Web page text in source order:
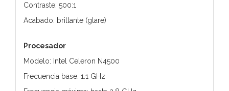
Contraste: 500:1
Acabado: brillante (glare)
Procesador
Modelo: Intel Celeron N4500
Frecuencia base: 1.1 GHz